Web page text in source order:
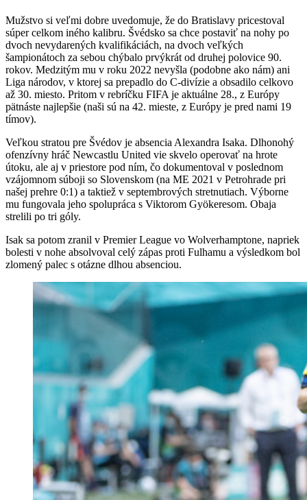
Mužstvo si veľmi dobre uvedomuje, že do Bratislavy pricestoval
súper celkom iného kalibru. Švédsko sa chce postaviť na nohy po
dvoch nevydarených kvalifikáciách, na dvoch veľkých
šampionátoch za sebou chýbalo prvýkrát od druhej polovice 90.
rokov. Medzitým mu v roku 2022 nevyšla (podobne ako nám) ani
Liga národov, v ktorej sa prepadlo do C-divízie a obsadilo celkovo
až 30. miesto. Pritom v rebríčku FIFA je aktuálne 28., z Európy
pätnáste najlepšie (naši sú na 42. mieste, z Európy je pred nami 19
tímov).
Veľkou stratou pre Švédov je absencia Alexandra Isaka. Dlhonohý
ofenzívny hráč Newcastlu United vie skvelo operovať na hrote
útoku, ale aj v priestore pod ním, čo dokumentoval v poslednom
vzájomnom súboji so Slovenskom (na ME 2021 v Petrohrade pri
našej prehre 0:1) a taktiež v septembrových stretnutiach. Výborne
mu fungovala jeho spolupráca s Viktorom Gyökeresom. Obaja
strelili po tri góly.
Isak sa potom zranil v Premier League vo Wolverhamptone, napriek
bolesti v nohe absolvoval celý zápas proti Fulhamu a výsledkom bol
zlomený palec s otázne dlhou absenciou.